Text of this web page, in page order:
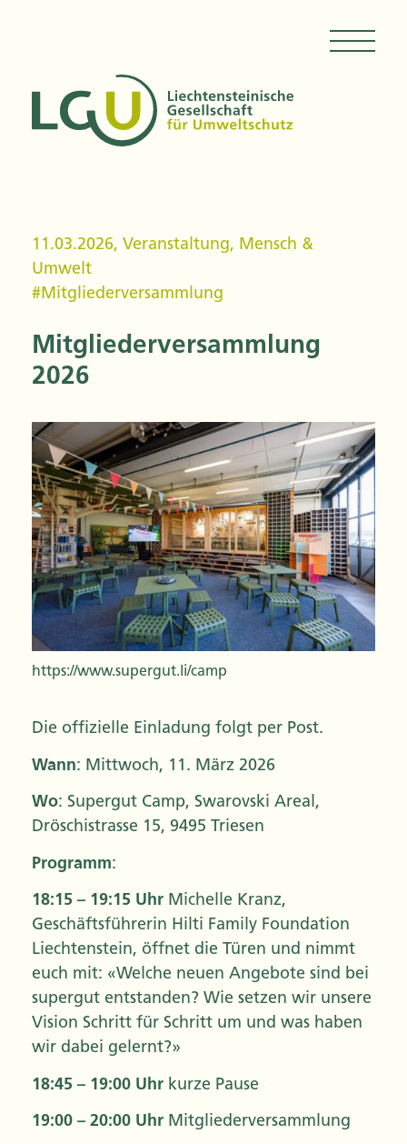
11.03.2026, Veranstaltung, Mensch &
Umwelt
#Mitgliederversammlung
Mitgliederversammlung
2026
https://www.supergut.li/camp
Die offizielle Einladung folgt per Post.
Wann: Mittwoch, 11. März 2026
Wo: Supergut Camp, Swarovski Areal,
Dröschistrasse 15, 9495 Triesen
Programm:
18:15 – 19:15 Uhr Michelle Kranz,
Geschäftsführerin Hilti Family Foundation
Liechtenstein, öffnet die Türen und nimmt
euch mit: «Welche neuen Angebote sind bei
supergut entstanden? Wie setzen wir unsere
Vision Schritt für Schritt um und was haben
wir dabei gelernt?»
18:45 – 19:00 Uhr kurze Pause
19:00 – 20:00 Uhr Mitgliederversammlung